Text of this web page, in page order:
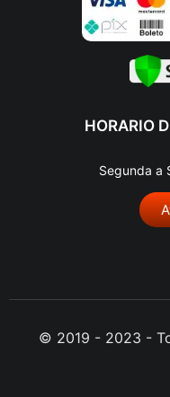
HORARIO
Segunda a
© 2019 - 2023 -